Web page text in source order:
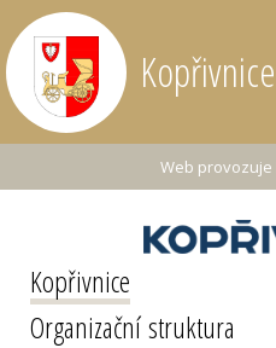
Kopřivnice
Web provozuje
Kopřivnice
Organizační struktura